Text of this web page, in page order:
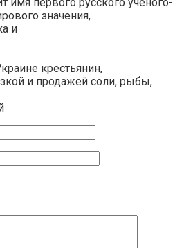
имя первого русского учёного-
значения,
и
крестьянин,
и продажей соли, рыбы,